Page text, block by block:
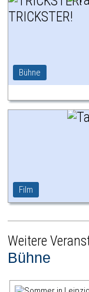
Bühne
Film
Weitere
Bühne